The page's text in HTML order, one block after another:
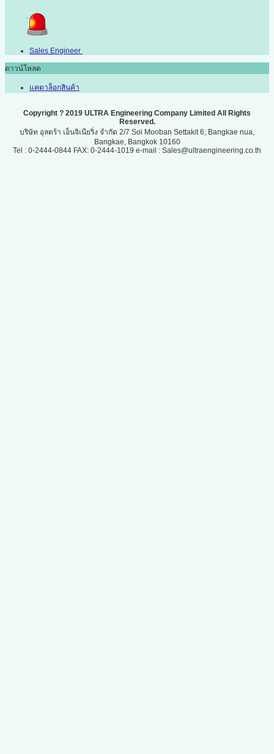
Sales Engineer
ดาวน์โหลด
แคตาล็อกสินค้า
Copyright ? 2019 ULTRA Engineering Company Limited All Rights
Reserved.
บริษัท อุลตร้า เอ็นจิเนียริ่ง จำกัด 2/7 Soi Mooban Settakit 6, Bangkae nua,
Bangkae, Bangkok 10160
Tel : 0-2444-0844 FAX: 0-2444-1019 e-mail : Sales@ultraengineering.co.th